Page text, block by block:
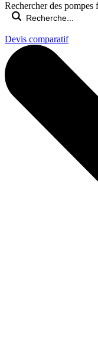
Rechercher des
Devis comparatif